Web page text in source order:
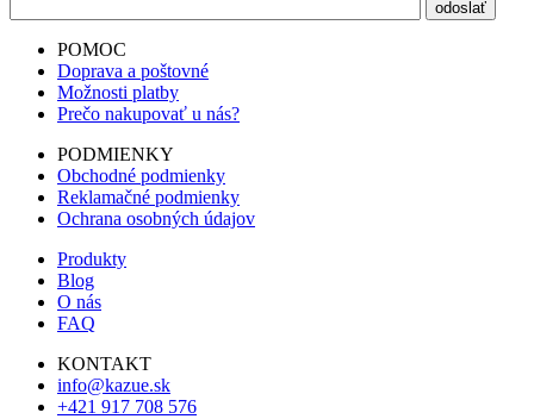
POMOC
Doprava a poštovné
Možnosti platby
Prečo nakupovať u nás?
PODMIENKY
Obchodné podmienky
Reklamačné podmienky
Ochrana osobných údajov
Produkty
Blog
O nás
FAQ
KONTAKT
info@kazue.sk
+421 917 708 576